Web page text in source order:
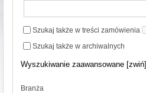
Szukaj także w treści zamówienia
Szukaj także w archiwalnych
Wyszukiwanie zaawansowane [zwiń]
Branża